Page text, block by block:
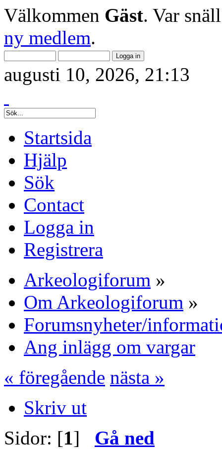
Välkommen Gäst. Var
ny medlem.
augusti 10, 2026, 21:13
Startsida
Hjälp
Sök
Contact
Logga in
Registrera
Arkeologiforum »
Om Arkeologiforum »
Forumsnyheter/
Ang inlägg om vargar
« föregående nästa »
Skriv ut
Sidor: [1] Gå ned